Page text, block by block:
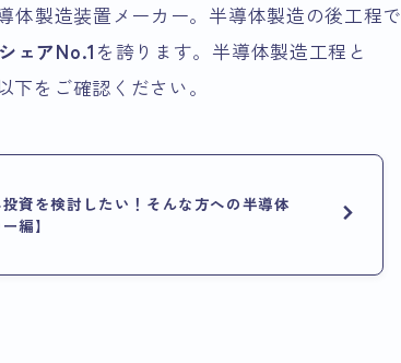
体製造装置メーカー。半導体製造の後工程で
ェアNo.1 を誇ります。半導体製造工程と
をご確認ください。
資を検討したい！そんな方への半導体
編】